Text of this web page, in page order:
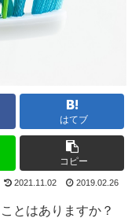
はてブ
コピー
2021.11.02 2019.02.26
とはありますか？